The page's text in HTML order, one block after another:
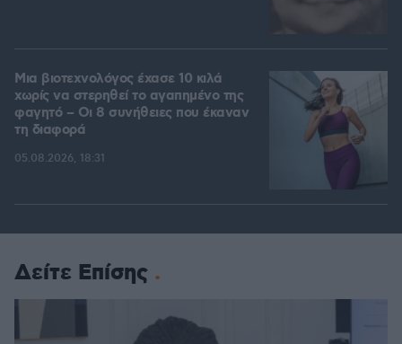
Μια βιοτεχνολόγος έχασε 10 κιλά
χωρίς να στερηθεί το αγαπημένο της
φαγητό – Οι 8 συνήθειες που έκαναν
τη διαφορά
05.08.2026, 18:31
Δείτε Επίσης